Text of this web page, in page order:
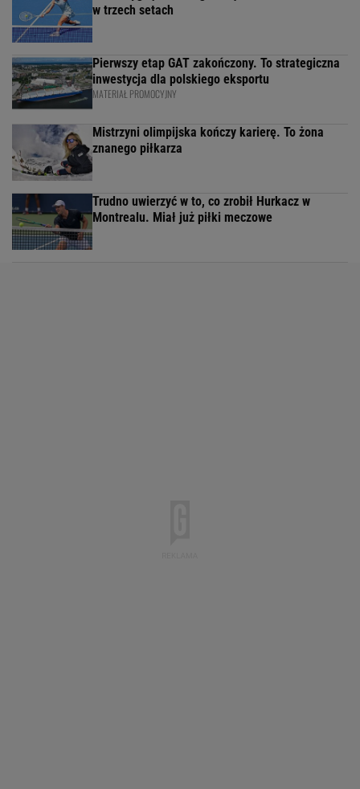
w trzech setach
Pierwszy etap GAT zakończony. To strategiczna
inwestycja dla polskiego eksportu
MATERIAŁ PROMOCYJNY
Mistrzyni olimpijska kończy karierę. To żona
znanego piłkarza
Trudno uwierzyć w to, co zrobił Hurkacz w
Montrealu. Miał już piłki meczowe